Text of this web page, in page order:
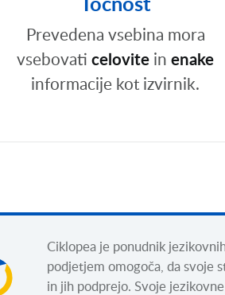
Točnost
Prevedena vsebina mora
vsebovaticelovite inenake
informacije kot izvirnik.
Ciklopea je ponudnik
podjetjem omogoča, da svoje
in jih podprejo. Svoje